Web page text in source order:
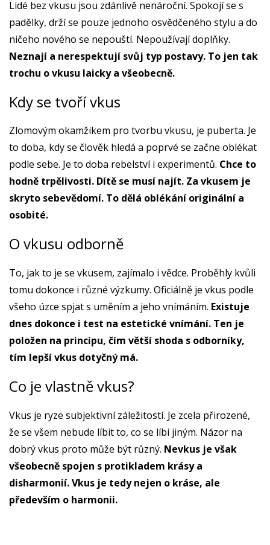
Lidé bez vkusu jsou zdánlivě nenároční. Spokojí se s
padělky, drží se pouze jednoho osvědčeného stylu a do
ničeho nového se nepouští. Nepoužívají doplňky.
Neznají a nerespektují svůj typ postavy. To jen tak
trochu o vkusu laicky a všeobecně.
Kdy se tvoří vkus
Zlomovým okamžikem pro tvorbu vkusu, je puberta. Je
to doba, kdy se člověk hledá a poprvé se začne oblékat
podle sebe. Je to doba rebelství i experimentů. Chce to
hodně trpělivosti. Dítě se musí najít. Za vkusem je
skryto sebevědomí. To dělá oblékání originální a
osobité.
O vkusu odborně
To, jak to je se vkusem, zajímalo i vědce. Proběhly kvůli
tomu dokonce i různé výzkumy. Oficiálně je vkus podle
všeho úzce spjat s uměním a jeho vnímáním. Existuje
dnes dokonce i test na estetické vnímání. Ten je
položen na principu, čím větší shoda s odborníky,
tím lepší vkus dotyčný má.
Co je vlastně vkus?
Vkus je ryze subjektivní záležitostí. Je zcela přirozené,
že se všem nebude líbit to, co se líbí jiným. Názor na
dobrý vkus proto může být různý. Nevkus je však
všeobecně spojen s protikladem krásy a
disharmonií. Vkus je tedy nejen o kráse, ale
především o harmonii.